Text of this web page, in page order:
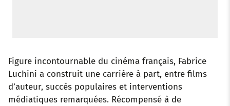
Figure incontournable du cinéma français, Fabrice
Luchini a construit une carrière à part, entre films
d’auteur, succès populaires et interventions
médiatiques remarquées. Récompensé à de